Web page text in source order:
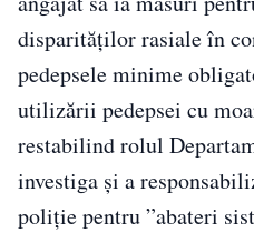
disparităţilor rasiale în
pedepsele minime
utilizării pedepsei cu
restabilind rolul
investiga şi a
poliţie pentru ”abateri